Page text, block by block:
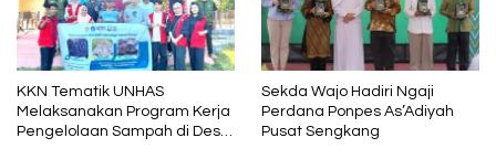
KKN Tematik UNHAS
Melaksanakan Program Kerja
Pengelolaan Sampah di Desa
Sekda Wajo Hadiri Ngaji
Perdana Ponpes As’Adiyah
Pusat Sengkang